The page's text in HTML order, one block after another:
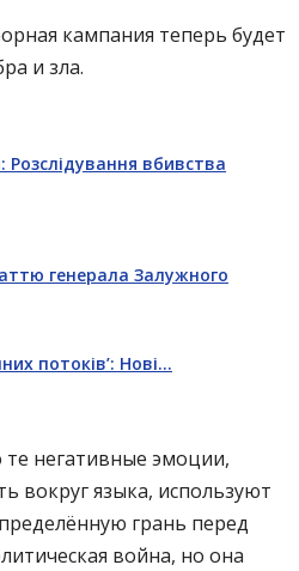
кампания теперь будет
и зла.
Розслідування вбивства
генерала Залужного
потоків’: Нові…
те негативные эмоции,
вокруг языка, используют
грань перед
война, но она